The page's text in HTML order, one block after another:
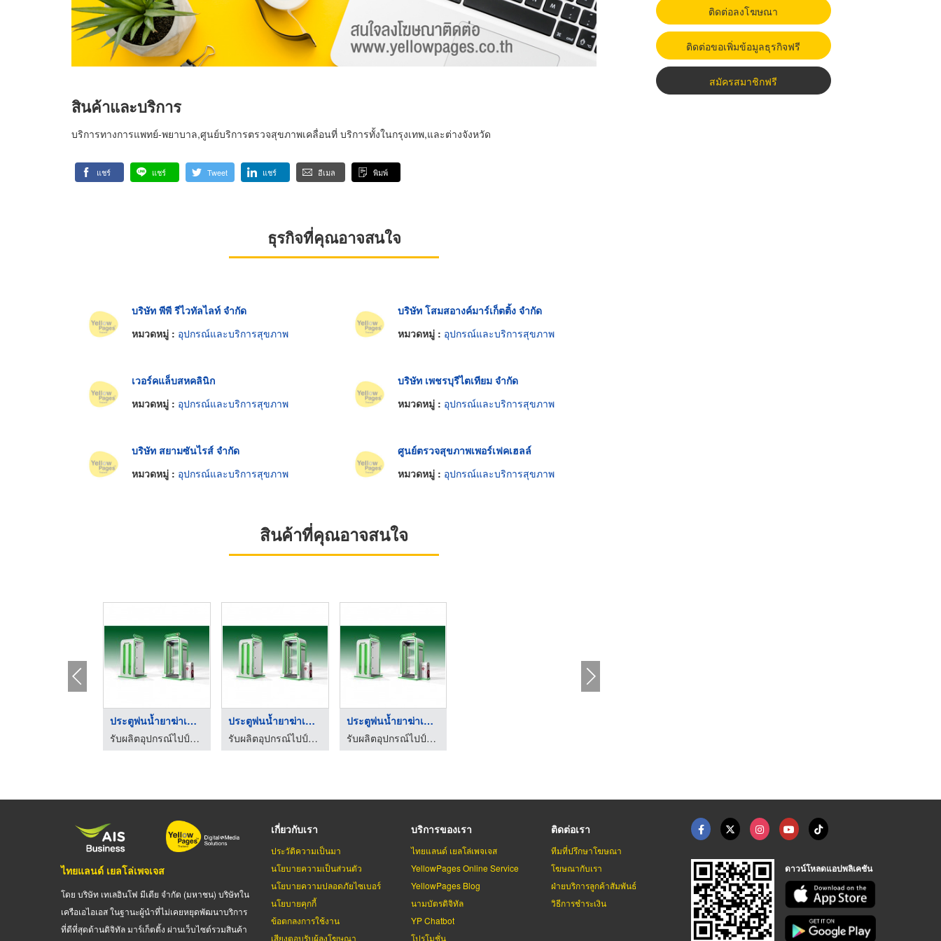
สินค้าและบริการ
บริการทางการแพทย์-พยาบาล,ศูนย์บริการตรวจสุขภาพเคลื่อนที่ บริการทั้งในกรุงเทพ,และต่างจังหวัด
แชร์ แชร์ Tweet แชร์ อีเมล พิมพ์
ธุรกิจที่คุณอาจสนใจ
บริษัท พีพี รีไวทัลไลท์ จำกัด
หมวดหมู่ : อุปกรณ์และบริการสุขภาพ
บริษัท โสมสอางค์มาร์เก็ตติ้ง จำกัด
หมวดหมู่ : อุปกรณ์และบริการสุขภาพ
เวอร์คแล็บสหคลินิก
หมวดหมู่ : อุปกรณ์และบริการสุขภาพ
บริษัท เพชรบุรีไตเทียม จำกัด
หมวดหมู่ : อุปกรณ์และบริการสุขภาพ
บริษัท สยามซันไรส์ จำกัด
หมวดหมู่ : อุปกรณ์และบริการสุขภาพ
ศูนย์ตรวจสุขภาพเพอร์เฟคเฮลล์
หมวดหมู่ : อุปกรณ์และบริการสุขภาพ
สินค้าที่คุณอาจสนใจ
ประตูพ่นน้ำยาฆ่าเชื้ ...
รับผลิตอุปกรณ์ไปป์แอนด์จ้อยท์
ประตูพ่นน้ำยาฆ่าเชื้ ...
รับผลิตอุปกรณ์ไปป์แอนด์จ้อยท์
ประตูพ่นน้ำยาฆ่าเชื้ ...
รับผลิตอุปกรณ์ไปป์แอนด์จ้อยท์
ติดต่อลงโฆษณา
ติดต่อขอเพิ่มข้อมูลธุรกิจฟรี
สมัครสมาชิกฟรี
ไทยแลนด์ เยลโล่เพจเจส
โดย บริษัท เทเลอินโฟ มีเดีย จำกัด (มหาชน) บริษัทใน
เครือเอไอเอส ในฐานะผู้นำที่ไม่เคยหยุดพัฒนาบริการ
ที่ดีที่สุดด้านดิจิทัล มาร์เก็ตติ้ง ผ่านเว็บไซต์รวมสินค้า
เกี่ยวกับเรา
ประวัติความเป็นมา
นโยบายความเป็นส่วนตัว
นโยบายความปลอดภัยไซเบอร์
นโยบายคุกกี้
ข้อตกลงการใช้งาน
เสียงตอบรับผู้ลงโฆษณา
บริการของเรา
ไทยแลนด์ เยลโล่เพจเจส
YellowPages Online Service
YellowPages Blog
นามบัตรดิจิทัล
YP Chatbot
โปรโมชั่น
ติดต่อเรา
ทีมที่ปรึกษาโฆษณา
โฆษณากับเรา
ฝ่ายบริการลูกค้าสัมพันธ์
วิธีการชำระเงิน
ดาวน์โหลดแอปพลิเคชัน